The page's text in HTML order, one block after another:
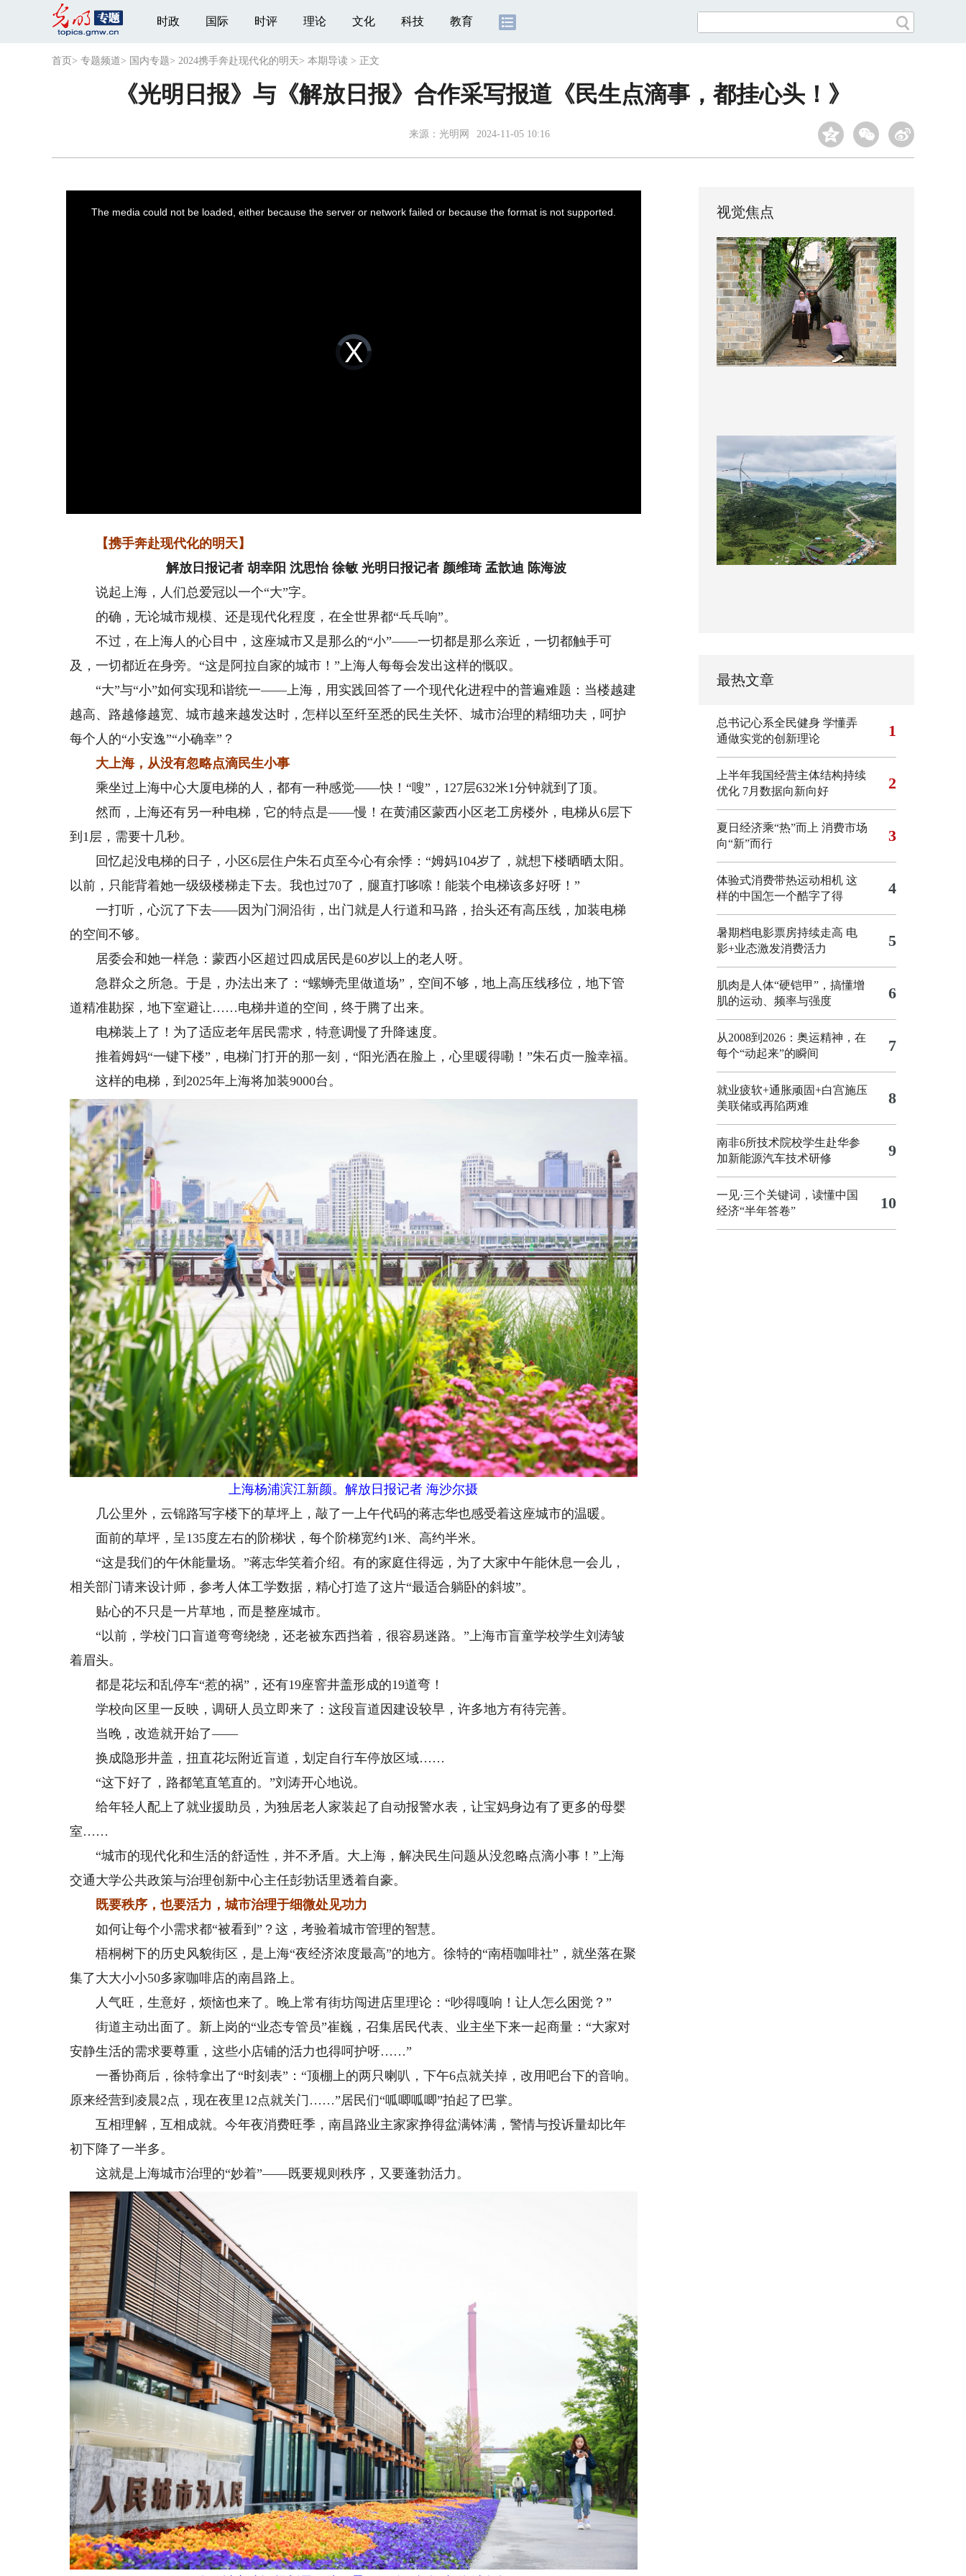
时政 国际 时评 理论 文化 科技 教育
首页 > 专题频道> 国内专题> 2024携手奔赴现代化的明天> 本期导读 > 正文
《光明日报》与《解放日报》合作采写报道《民生点滴事，都挂心头！》
来源： 光明网 2024-11-05 10:16
Video
Player
loading.
The media could not be loaded, either because the server or network failed or because the format is not supported.
【携手奔赴现代化的明天】
解放日报记者 胡幸阳 沈思怡 徐敏 光明日报记者 颜维琦 孟歆迪 陈海波
说起上海，人们总爱冠以一个“大”字。
的确，无论城市规模、还是现代化程度，在全世界都“乓乓响”。
不过，在上海人的心目中，这座城市又是那么的“小”——一切都是那么亲近，一切都触手可
及，一切都近在身旁。“这是阿拉自家的城市！”上海人每每会发出这样的慨叹。
“大”与“小”如何实现和谐统一——上海，用实践回答了一个现代化进程中的普遍难题：当楼越建
越高、路越修越宽、城市越来越发达时，怎样以至纤至悉的民生关怀、城市治理的精细功夫，呵护
每个人的“小安逸”“小确幸”？
大上海，从没有忽略点滴民生小事
乘坐过上海中心大厦电梯的人，都有一种感觉——快！“嗖”，127层632米1分钟就到了顶。
然而，上海还有另一种电梯，它的特点是——慢！在黄浦区蒙西小区老工房楼外，电梯从6层下
到1层，需要十几秒。
回忆起没电梯的日子，小区6层住户朱石贞至今心有余悸：“姆妈104岁了，就想下楼晒晒太阳。
以前，只能背着她一级级楼梯走下去。我也过70了，腿直打哆嗦！能装个电梯该多好呀！”
一打听，心沉了下去——因为门洞沿街，出门就是人行道和马路，抬头还有高压线，加装电梯
的空间不够。
居委会和她一样急：蒙西小区超过四成居民是60岁以上的老人呀。
急群众之所急。于是，办法出来了：“螺蛳壳里做道场”，空间不够，地上高压线移位，地下管
道精准勘探，地下室避让……电梯井道的空间，终于腾了出来。
电梯装上了！为了适应老年居民需求，特意调慢了升降速度。
推着姆妈“一键下楼”，电梯门打开的那一刻，“阳光洒在脸上，心里暖得嘞！”朱石贞一脸幸福。
这样的电梯，到2025年上海将加装9000台。
上海杨浦滨江新颜。解放日报记者 海沙尔摄
几公里外，云锦路写字楼下的草坪上，敲了一上午代码的蒋志华也感受着这座城市的温暖。
面前的草坪，呈135度左右的阶梯状，每个阶梯宽约1米、高约半米。
“这是我们的午休能量场。”蒋志华笑着介绍。有的家庭住得远，为了大家中午能休息一会儿，
相关部门请来设计师，参考人体工学数据，精心打造了这片“最适合躺卧的斜坡”。
贴心的不只是一片草地，而是整座城市。
“以前，学校门口盲道弯弯绕绕，还老被东西挡着，很容易迷路。”上海市盲童学校学生刘涛皱
着眉头。
都是花坛和乱停车“惹的祸”，还有19座窨井盖形成的19道弯！
学校向区里一反映，调研人员立即来了：这段盲道因建设较早，许多地方有待完善。
当晚，改造就开始了——
换成隐形井盖，扭直花坛附近盲道，划定自行车停放区域……
“这下好了，路都笔直笔直的。”刘涛开心地说。
给年轻人配上了就业援助员，为独居老人家装起了自动报警水表，让宝妈身边有了更多的母婴
室……
“城市的现代化和生活的舒适性，并不矛盾。大上海，解决民生问题从没忽略点滴小事！”上海
交通大学公共政策与治理创新中心主任彭勃话里透着自豪。
既要秩序，也要活力，城市治理于细微处见功力
如何让每个小需求都“被看到”？这，考验着城市管理的智慧。
梧桐树下的历史风貌街区，是上海“夜经济浓度最高”的地方。徐特的“南梧咖啡社”，就坐落在聚
集了大大小小50多家咖啡店的南昌路上。
人气旺，生意好，烦恼也来了。晚上常有街坊闯进店里理论：“吵得嘎响！让人怎么困觉？”
街道主动出面了。新上岗的“业态专管员”崔巍，召集居民代表、业主坐下来一起商量：“大家对
安静生活的需求要尊重，这些小店铺的活力也得呵护呀……”
一番协商后，徐特拿出了“时刻表”：“顶棚上的两只喇叭，下午6点就关掉，改用吧台下的音响。
原来经营到凌晨2点，现在夜里12点就关门……”居民们“呱唧呱唧”拍起了巴掌。
互相理解，互相成就。今年夜消费旺季，南昌路业主家家挣得盆满钵满，警情与投诉量却比年
初下降了一半多。
这就是上海城市治理的“妙着”——既要规则秩序，又要蓬勃活力。
视觉焦点
最热文章
总书记心系全民健身 学懂弄
通做实党的创新理论
1
上半年我国经营主体结构持续
优化 7月数据向新向好 2
夏日经济乘“热”而上 消费市场
向“新”而行
3
体验式消费带热运动相机 这
样的中国怎一个酷字了得
4
暑期档电影票房持续走高 电
影+业态激发消费活力
5
肌肉是人体“硬铠甲”，搞懂增
肌的运动、频率与强度
6
从2008到2026：奥运精神，在
每个“动起来”的瞬间
7
就业疲软+通胀顽固+白宫施压
美联储或再陷两难
8
南非6所技术院校学生赴华参
加新能源汽车技术研修
9
一见·三个关键词，读懂中国
经济“半年答卷”
10